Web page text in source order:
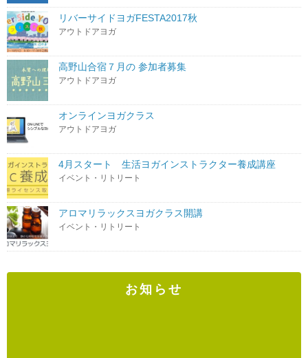
リバーサイドヨガFESTA2017秋
アウトドアヨガ
高野山合宿７月の 参加者募集
アウトドアヨガ
オンラインヨガクラス
アウトドアヨガ
4月スタート 生活ヨガインストラクター養成講座
イベント・リトリート
アロマリラックスヨガクラス開講
イベント・リトリート
お知らせ